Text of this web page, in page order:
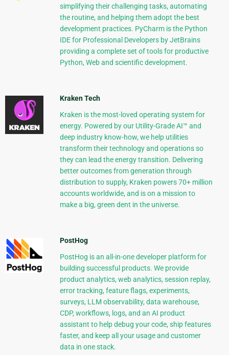
simplifying their challenging tasks, automating
the routine, and helping them adopt the best
development practices. PyCharm is the Python
IDE for Professional Developers by JetBrains
providing a complete set of tools for productive
Python, Web and scientific development.
Kraken Tech
Kraken is the most-loved operating system for
energy. Powered by our Utility-Grade AI™ and
deep industry know-how, we help utilities
transform their technology and operations so
they can lead the energy transition. Delivering
better outcomes from generation through
distribution to supply, Kraken powers 70+ million
accounts worldwide, and is on a mission to
make a big, green dent in the universe.
PostHog
PostHog is an all-in-one developer platform for
building successful products. We provide
product analytics, web analytics, session replay,
error tracking, feature flags, experiments,
surveys, LLM observability, data warehouse,
CDP, workflows, logs, and an AI product
assistant to help debug your code, ship features
faster, and keep all your usage and customer
data in one stack.